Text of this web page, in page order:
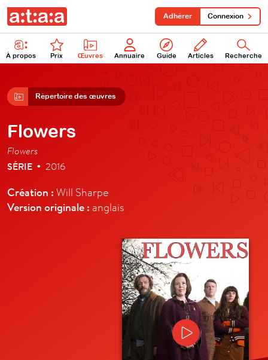
À propos Prix Œuvres Annuaire Guide Articles Recherche
Adhérer Connexion
Répertoire des œuvres
Flowers
Flowers
SÉRIE • 2016
Création : Will Sharpe
Version originale : anglais